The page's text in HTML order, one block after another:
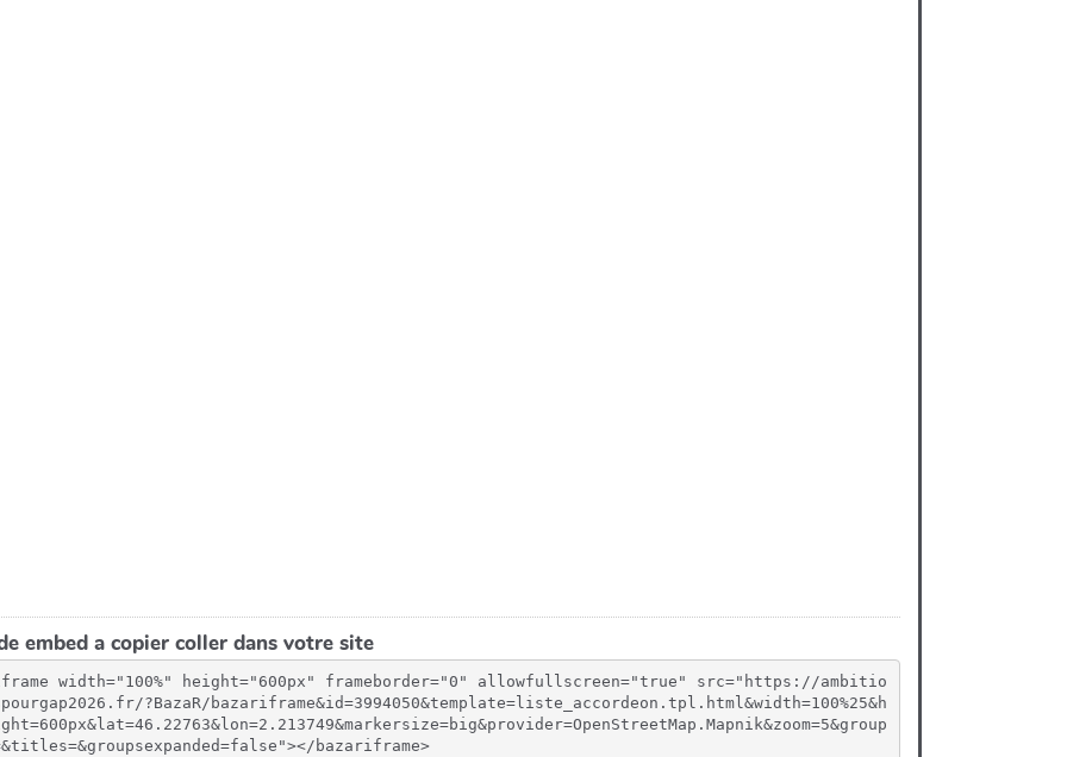
embed a copier coller dans votre site
width="100%" height="600px" frameborder="0" allowfullscreen="true" src="https://ambitio
?BazaR/bazariframe&id=3994050&template=liste_accordeon.tpl.html&width=100%25&h
bazariframe>